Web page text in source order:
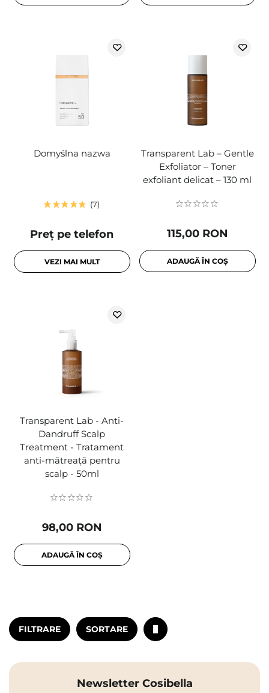
Domyślna nazwa
7
Preț pe telefon
VEZI MAI MULT
Transparent Lab – Gentle
Exfoliator – Toner
exfoliant delicat – 130 ml
115,00 RON
ADAUGĂ ÎN COȘ
Transparent Lab - Anti-
Dandruff Scalp
Treatment - Tratament
anti-mătreață pentru
scalp - 50ml
98,00 RON
ADAUGĂ ÎN COȘ
FILTRARE SORTARE
Newsletter Cosibella